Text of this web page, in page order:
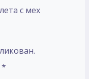
с мех
*